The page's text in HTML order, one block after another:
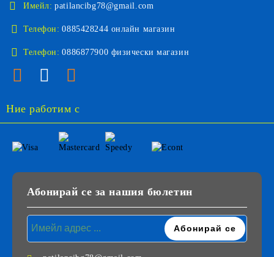
Имейл: patilancibg78@gmail.com
Телефон: 0885428244 онлайн магазин
Телефон: 0886877900 физически магазин
Ние работим с
Абонирай се за нашия бюлетин